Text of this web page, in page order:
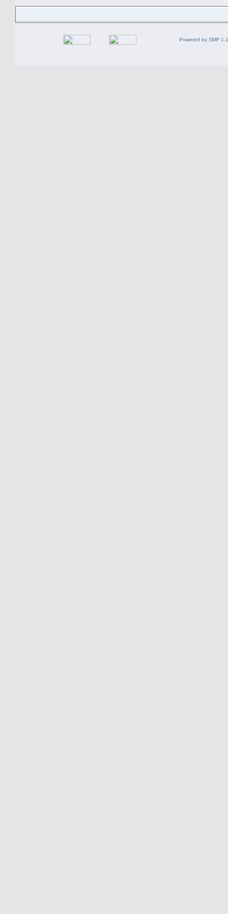
Powered by SMF